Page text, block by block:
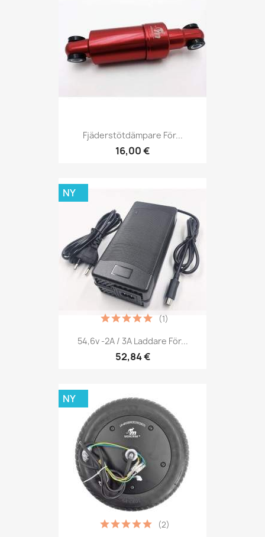
Fjäderstötdämpare För...
16,00 €
54,6v -2A / 3A Laddare För...
52,84 €
(1)
NY
(2)
NY